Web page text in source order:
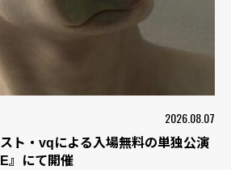
2026.08.07
ト・vqによる入場無料の単独公演
』にて開催